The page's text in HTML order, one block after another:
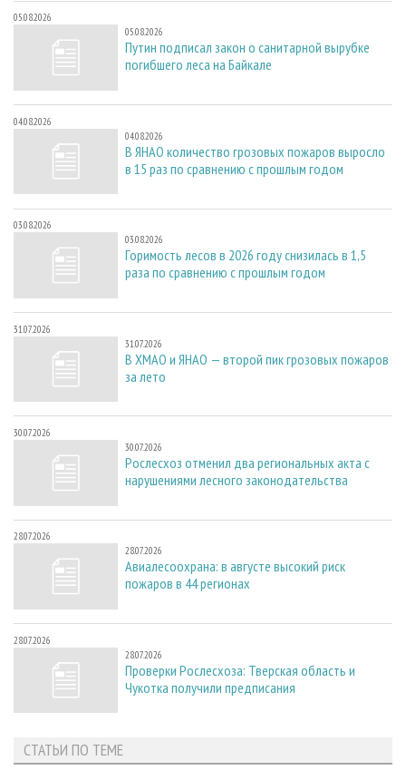
05.08.2026
05.08.2026
Путин подписал закон о санитарной вырубке
погибшего леса на Байкале
04.08.2026
04.08.2026
В ЯНАО количество грозовых пожаров выросло
в 15 раз по сравнению с прошлым годом
03.08.2026
03.08.2026
Горимость лесов в 2026 году снизилась в 1,5
раза по сравнению с прошлым годом
31.07.2026
31.07.2026
В ХМАО и ЯНАО — второй пик грозовых пожаров
за лето
30.07.2026
30.07.2026
Рослесхоз отменил два региональных акта с
нарушениями лесного законодательства
28.07.2026
28.07.2026
Авиалесоохрана: в августе высокий риск
пожаров в 44 регионах
28.07.2026
28.07.2026
Проверки Рослесхоза: Тверская область и
Чукотка получили предписания
СТАТЬИ ПО ТЕМЕ